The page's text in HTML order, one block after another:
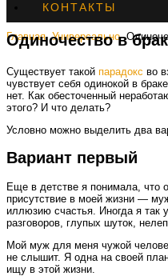
КОНТАКТЫ
Главная Универсально
Одиночество в
Существует такой парадокс во
чувствует себя одинокой в
нет. Как обесточенный
этого? И что делать?
Условно можно выделить два
Вариант первый
Еще в детстве я понимала, что
присутствие в моей жизни —
иллюзию счастья. Иногда я так
разговоров, глупых шуток,
Мой муж для меня чужой
не слышит. Я одна на своей
ищу в этой жизни.